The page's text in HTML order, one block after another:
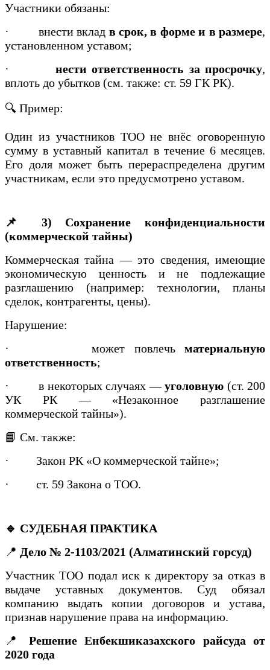
Участники обязаны:
· внести вклад в срок, в форме и в размере,
установленном уставом;
· нести ответственность за просрочку,
вплоть до убытков (см. также: ст. 59 ГК РК).
🔍 Пример:
Один из участников ТОО не внёс оговоренную
сумму в уставный капитал в течение 6 месяцев.
Его доля может быть перераспределена другим
участникам, если это предусмотрено уставом.
📌 3) Сохранение конфиденциальности
(коммерческой тайны)
Коммерческая тайна — это сведения, имеющие
экономическую ценность и не подлежащие
разглашению (например: технологии, планы
сделок, контрагенты, цены).
Нарушение:
·может повлечьматериальную
ответственность;
·в некоторых случаях —уголовную (ст. 200
УК РК — «Незаконное разглашение
коммерческой тайны»).
📘 См. также:
· Закон РК «О коммерческой тайне»;
· ст. 59 Закона о ТОО.
🔹 СУДЕБНАЯ ПРАКТИКА
📍 Дело № 2-1103/2021 (Алматинский горсуд)
Участник ТОО подал иск к директору за отказ в
выдаче уставных документов. Суд обязал
компанию выдать копии договоров и устава,
признав нарушение права на информацию.
📍 Решение Енбекшиказахского райсуда от
2020 года